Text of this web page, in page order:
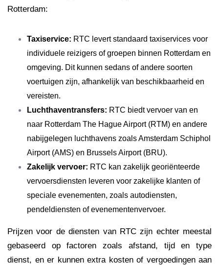
Rotterdam:
Taxiservice: RTC levert standaard taxiservices voor
individuele reizigers of groepen binnen Rotterdam en
omgeving. Dit kunnen sedans of andere soorten
voertuigen zijn, afhankelijk van beschikbaarheid en
vereisten.
Luchthaventransfers: RTC biedt vervoer van en
naar Rotterdam The Hague Airport (RTM) en andere
nabijgelegen luchthavens zoals Amsterdam Schiphol
Airport (AMS) en Brussels Airport (BRU).
Zakelijk vervoer: RTC kan zakelijk georiënteerde
vervoersdiensten leveren voor zakelijke klanten of
speciale evenementen, zoals autodiensten,
pendeldiensten of evenementenvervoer.
Prijzen voor de diensten van RTC zijn echter meestal
gebaseerd op factoren zoals afstand, tijd en type
dienst, en er kunnen extra kosten of vergoedingen aan